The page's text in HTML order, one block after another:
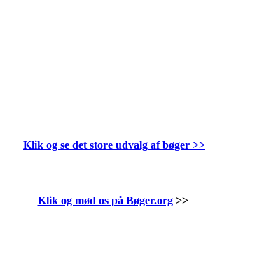
Klik og se det store udvalg af bøger >>
Klik og mød os på Bøger.org>>